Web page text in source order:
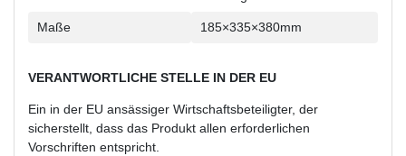
Maße 185×335×380mm
VERANTWORTLICHE STELLE IN DER EU
Ein in der EU ansässiger Wirtschaftsbeteiligter, der
sicherstellt, dass das Produkt allen erforderlichen
Vorschriften entspricht.